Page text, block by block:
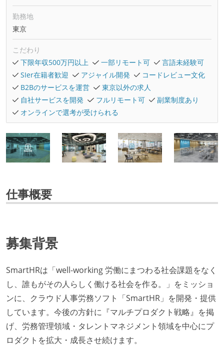
勤務地
東京
こだわり
下限年収500万円以上
一部リモート可
言語未経験可
SIer在籍者歓迎
アジャイル開発
コードレビュー文化
B2Bのサービスを運営
東京以外の求人
自社サービスを開発
フルリモート可
副業制度あり
オンラインで選考が受けられる
仕事概要
募集背景
SmartHRは「well-working 労働にまつわる社会課題をなく
し、誰もがその人らしく働ける社会を作る。」をミッショ
ンに、クラウド人事労務ソフト「SmartHR」を開発・提供
しています。今後の方針に『マルチプロダクト戦略』を掲
げ、労務管理領域・タレントマネジメント領域を中心にプ
ロダクトを拡大・成長させ続けます。